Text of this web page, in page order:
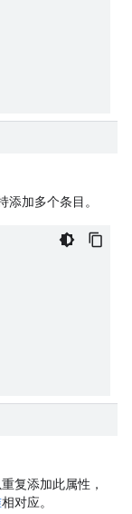
加多个条目。
复添加此属性，
相对应。